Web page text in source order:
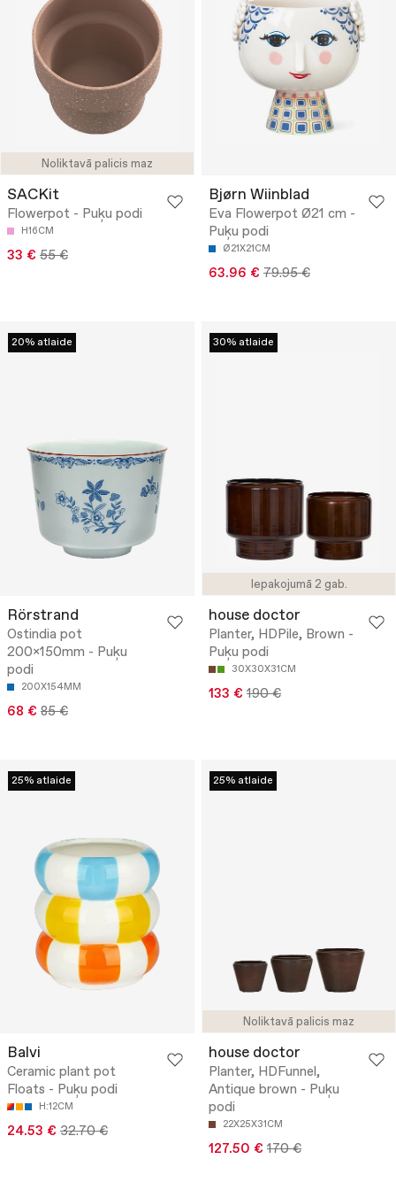
Noliktavā palicis maz
SACKit
Flowerpot - Puķu podi
H16CM
33 € 55 €
Bjørn Wiinblad
Eva Flowerpot Ø21 cm -
Puķu podi
Ø21X21CM
63.96 € 79.95 €
20% atlaide
Rörstrand
Ostindia pot
200x150mm - Puķu
podi
200X154MM
68 € 85 €
Iepakojumā 2 gab.
30% atlaide
house doctor
Planter, HDPile, Brown -
Puķu podi
30X30X31CM
133 € 190 €
25% atlaide
Balvi
Ceramic plant pot
Floats - Puķu podi
H:12CM
24.53 € 32.70 €
Noliktavā palicis maz
25% atlaide
house doctor
Planter, HDFunnel,
Antique brown - Puķu
podi
22X25X31CM
127.50 € 170 €